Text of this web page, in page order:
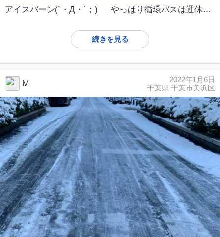
アイスバーン(´・Д・`；) やっぱり循環バスは運休になってました(´・ω・`)
続きを見る
M
2022年1月6日
千葉県 千葉市美浜区